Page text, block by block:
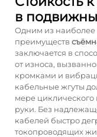
в
Одним из наиболее
преимуществ
заключается в
от износа,
кромками и
кабельные жгуты
мере
руки. Без
кабелей быстро
токопроводящих